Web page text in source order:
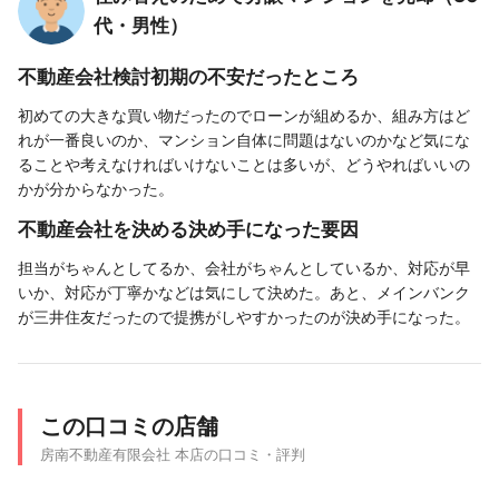
代・男性）
不動産会社検討初期の不安だったところ
初めての大きな買い物だったのでローンが組めるか、組み方はど
れが一番良いのか、マンション自体に問題はないのかなど気にな
ることや考えなければいけないことは多いが、どうやればいいの
かが分からなかった。
不動産会社を決める決め手になった要因
担当がちゃんとしてるか、会社がちゃんとしているか、対応が早
いか、対応が丁寧かなどは気にして決めた。あと、メインバンク
が三井住友だったので提携がしやすかったのが決め手になった。
この口コミの店舗
房南不動産有限会社 本店の口コミ・評判